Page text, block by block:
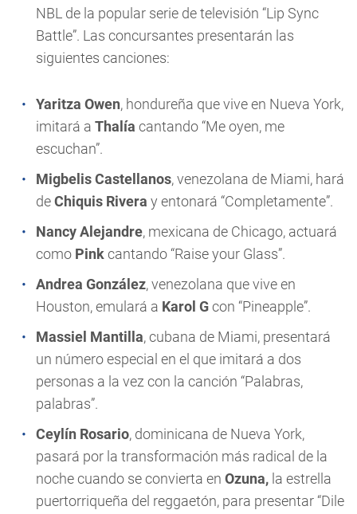
NBL de la popular serie de televisión “Lip Sync
Battle”. Las concursantes presentarán las
siguientes canciones:
Yaritza Owen, hondureña que vive en Nueva York,
imitará a Thalía cantando “Me oyen, me
escuchan”.
Migbelis Castellanos, venezolana de Miami, hará
deChiquis Rivera y entonará “Completamente”.
Nancy Alejandre, mexicana de Chicago, actuará
como Pinkcantando “Raise your Glass”.
Andrea González, venezolana que vive en
Houston, emulará a Karol Gcon “Pineapple”.
Massiel Mantilla, cubana de Miami, presentará
un número especial en el que imitará a dos
personas a la vez con la canción “Palabras,
palabras”.
Ceylín Rosario, dominicana de Nueva York,
pasará por la transformación más radical de la
noche cuando se convierta en Ozuna, la estrella
puertorriqueña del reggaetón, para presentar “Dile